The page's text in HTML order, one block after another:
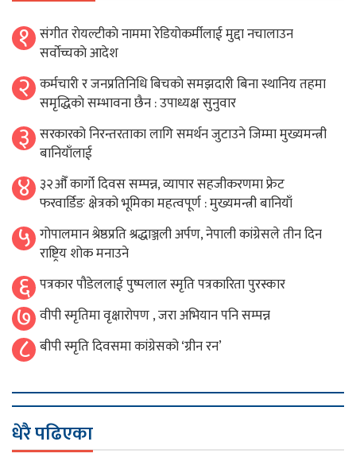
१ संगीत राेयल्टीकाे नाममा रेडियोकर्मीलाई मुद्दा नचालाउन
सर्वाेच्चकाे आदेश
२ कर्मचारी र जनप्रतिनिधि बिचकाे समझदारी बिना स्थानिय तहमा
समृद्धिकाे सम्भावना छैन : उपाध्यक्ष सुनुवार
३ सरकारको निरन्तरताका लागि समर्थन जुटाउने जिम्मा मुख्यमन्त्री
बानियाँलाई
४ ३२औँ कार्गो दिवस सम्पन्न, व्यापार सहजीकरणमा फ्रेट
फरवार्डिङ क्षेत्रको भूमिका महत्वपूर्ण : मुख्यमन्त्री बानियाँ
५ गोपालमान श्रेष्ठप्रति श्रद्धाञ्जली अर्पण, नेपाली कांग्रेसले तीन दिन
राष्ट्रिय शोक मनाउने
६ पत्रकार पौडेललाई पुष्पलाल स्मृति पत्रकारिता पुरस्कार
७ वीपी स्मृतिमा वृक्षारोपण , जरा अभियान पनि सम्पन्न
८ बीपी स्मृति दिवसमा कांग्रेसको ‘ग्रीन रन’
धेरै पढिएका